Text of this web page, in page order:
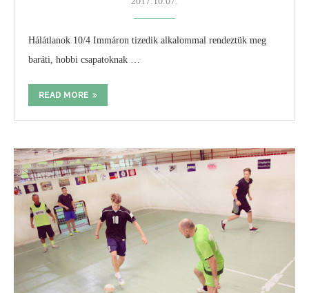
Hálátlanok 10/4 Immáron tizedik alkalommal rendeztük meg
baráti, hobbi csapatoknak …
READ MORE